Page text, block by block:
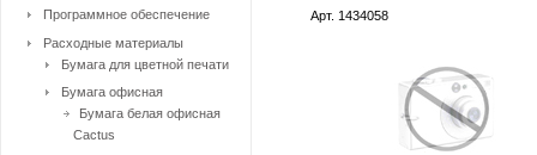
Арт. 1434058
Программное обеспечение
Расходные материалы
Бумага для цветной печати
Бумага офисная
Бумага белая офисная
Cactus